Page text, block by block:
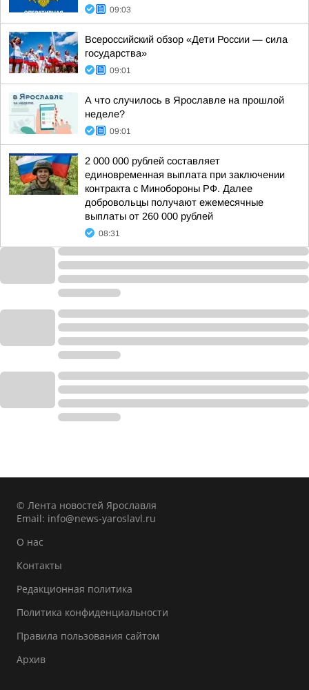
09:03
Всероссийский обзор «Дети России — сила
государства»
09:01
А что случилось в Ярославле на прошлой
неделе?
09:01
2 000 000 рублей составляет
единовременная выплата при заключении
контракта с Минобороны РФ. Далее
добровольцы получают ежемесячные
выплаты от 260 000 рублей
08:31
© Лента новостей Ярославля
Email: info@news-yaroslavl.ru
О нас
Контакты
Редакционная политика
Политика конфиденциальности
Правила пользования сайтом
Архив